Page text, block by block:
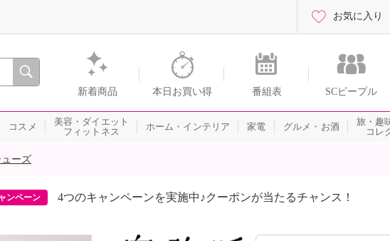
テレビショッピングのショップチャンネル
新着商品 本日お買い得 番組表 SCピープル
お気に入り
コスメ
美容・ダイエット
フィットネス
ホーム・インテリア 家電 グルメ・お酒
旅・趣
コレ
ューズ
ンペーン 4つのキャンペーンを実施中♪クーポンが当たるチャンス！